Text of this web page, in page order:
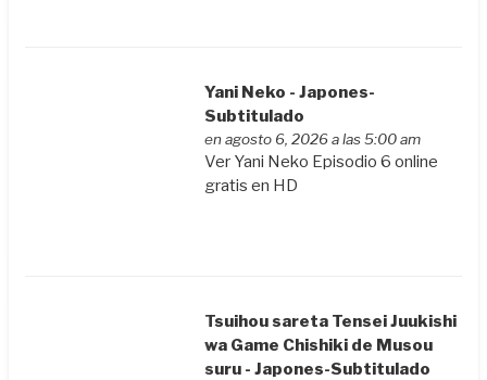
Yani Neko - Japones-
Subtitulado
en agosto 6, 2026 a las 5:00 am
Ver Yani Neko Episodio 6 online
gratis en HD
Tsuihou sareta Tensei Juukishi
wa Game Chishiki de Musou
suru - Japones-Subtitulado